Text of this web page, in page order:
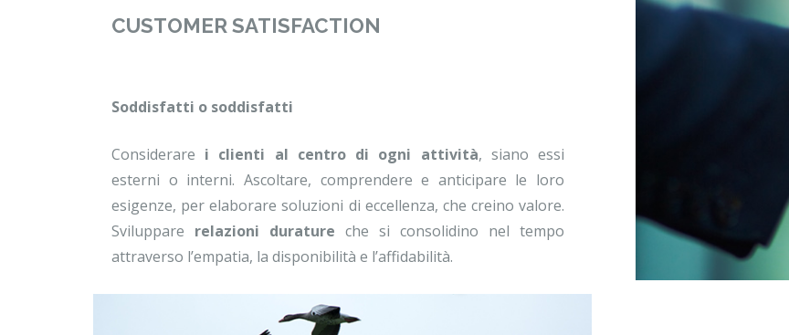
CUSTOMER SATISFACTION
Soddisfatti o soddisfatti
Considerare i clienti al centro di ogni attività, siano essi
esterni o interni. Ascoltare, comprendere e anticipare le loro
esigenze, per elaborare soluzioni di eccellenza, che creino valore.
Sviluppare relazioni durature che si consolidino nel tempo
attraverso l’empatia, la disponibilità e l’affidabilità.